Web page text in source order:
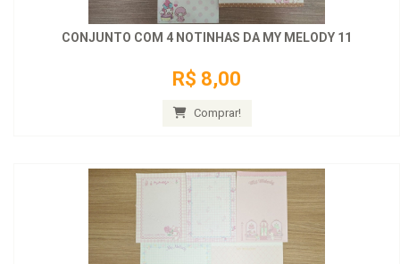
CONJUNTO COM 4 NOTINHAS DA MY MELODY 11
R$ 8,00
Comprar!